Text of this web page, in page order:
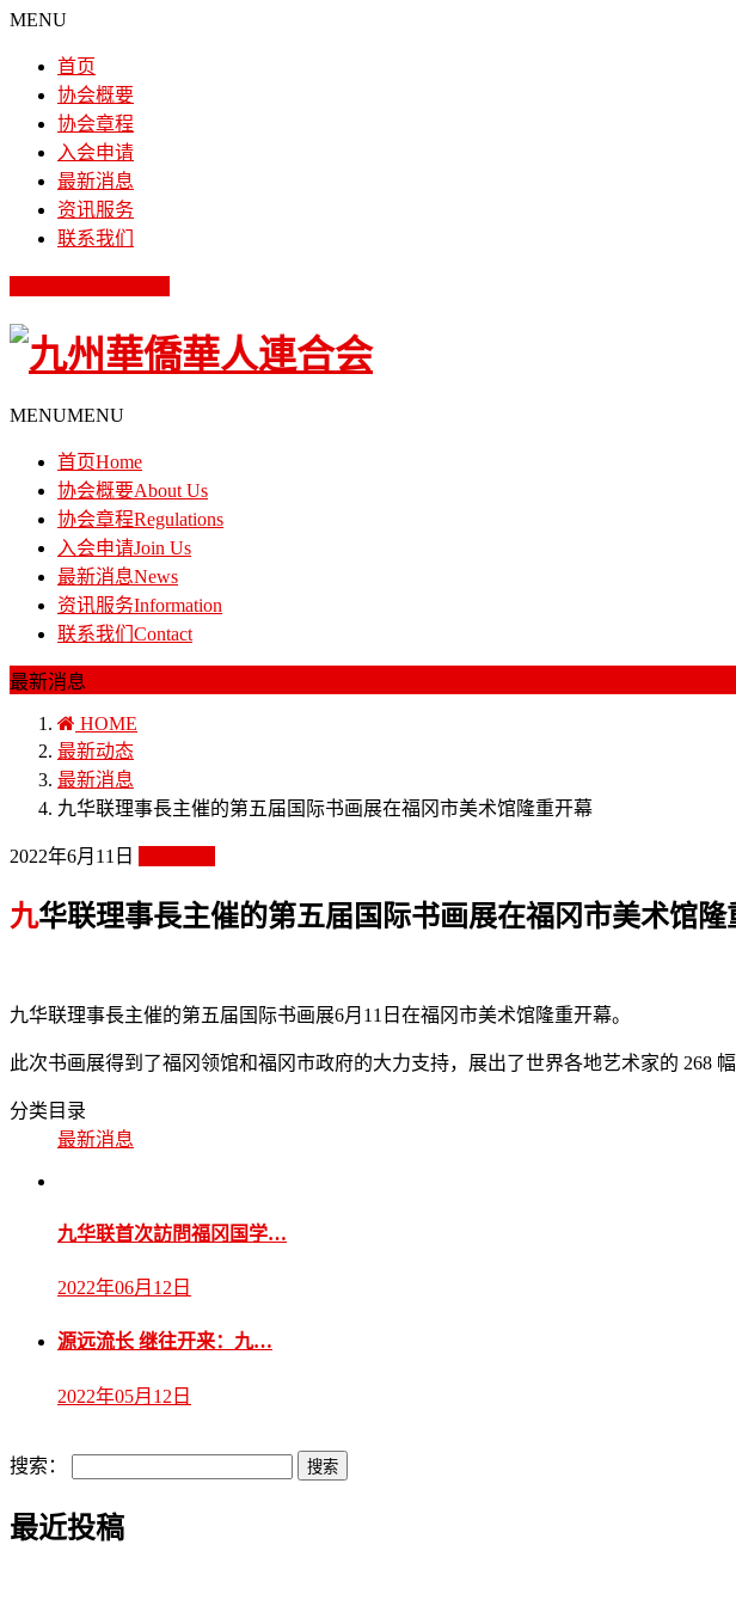
MENU
首页
协会概要
协会章程
入会申请
最新消息
资讯服务
联系我们
MENUMENU
首页Home
协会概要About Us
协会章程Regulations
入会申请Join Us
最新消息News
资讯服务Information
联系我们 Contact
最新消息
HOME
最新动态
最新消息
九华联理事長主催的第五届国际书画展在福冈市美术馆隆重开幕
2022年6月11日
九华联理事長主催的第五届国际书画展在福冈市美术馆
九华联理事長主催的第五届国际书画展6月11日在福冈市美术馆隆重开幕。
此次书画展得到了福冈领馆和福冈市政府的大力支持，展出了世界各地艺术家的 268
分类目录
最新消息
九华联首次訪問福冈国学…
2022年06月12日
源远流长 继往开来：九…
2022年05月12日
搜索：
最近投稿